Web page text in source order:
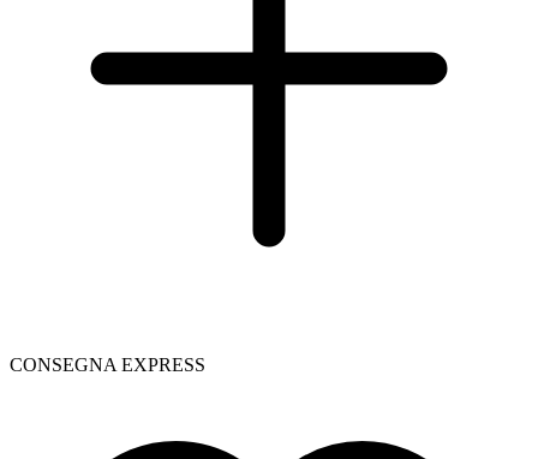
CONSEGNA EXPRESS